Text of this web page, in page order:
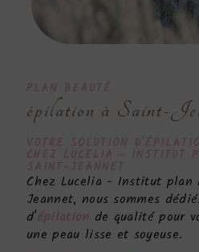
PLAN BEAUTÉ
épilation à Saint-
VOTRE SOLUTION D'
CHEZ LUCELIA - INSTITUT
SAINT-JEANNET
Chez Lucelia - Institut plan
Jeannet, nous sommes
d'épilation de qualité pour
une peau lisse et soyeuse.